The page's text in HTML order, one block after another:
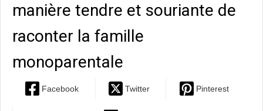
manière tendre et souriante de
raconter la famille
monoparentale
Facebook Twitter Pinterest